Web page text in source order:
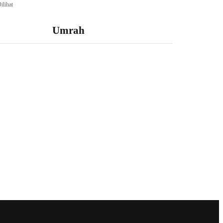
Umrah